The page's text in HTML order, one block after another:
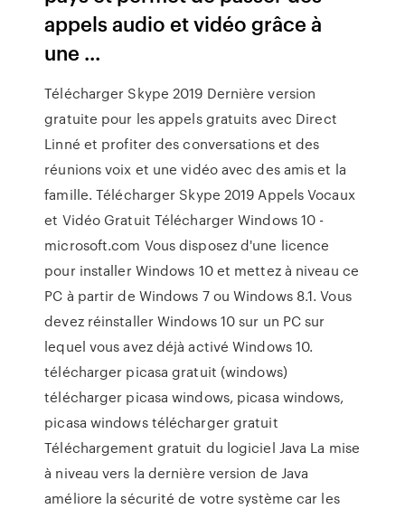
appels audio et vidéo grâce à
une ...
Télécharger Skype 2019 Dernière version
gratuite pour les appels gratuits avec Direct
Linné et profiter des conversations et des
réunions voix et une vidéo avec des amis et la
famille. Télécharger Skype 2019 Appels Vocaux
et Vidéo Gratuit Télécharger Windows 10 -
microsoft.com Vous disposez d'une licence
pour installer Windows 10 et mettez à niveau ce
PC à partir de Windows 7 ou Windows 8.1. Vous
devez réinstaller Windows 10 sur un PC sur
lequel vous avez déjà activé Windows 10.
télécharger picasa gratuit (windows)
télécharger picasa windows, picasa windows,
picasa windows télécharger gratuit
Téléchargement gratuit du logiciel Java La mise
à niveau vers la dernière version de Java
améliore la sécurité de votre système car les